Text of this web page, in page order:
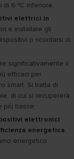
di 6 ºC inferiore.
elettrici in
e installare gli
o ricordarsi di
significativamente il
efficaci per
smart. Si tratta di
di cui si recupererà
più basse:
elettronici
energetica,
energetico